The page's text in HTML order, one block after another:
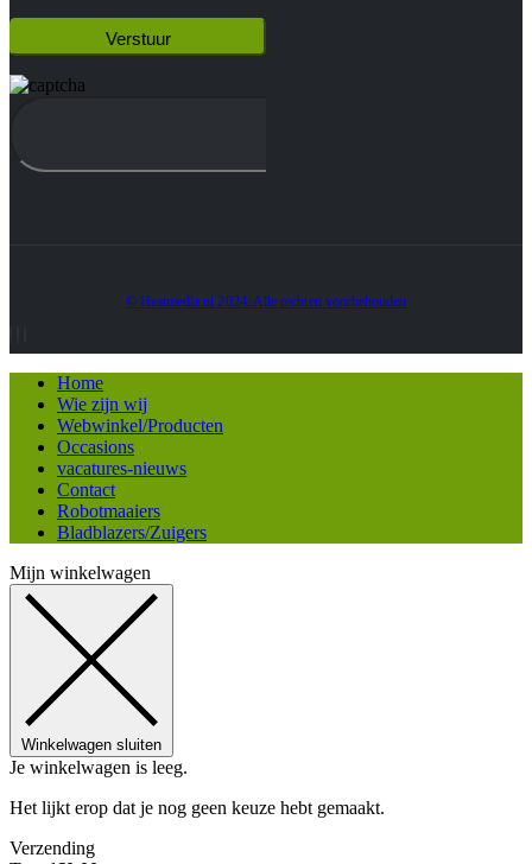
© Heatmedia.nl 2024. Alle rechten voorbehouden
Home
Wie zijn wij
Webwinkel/Producten
Occasions
vacatures-nieuws
Contact
Robotmaaiers
Bladblazers/Zuigers
Mijn winkelwagen
Winkelwagen sluiten
Je winkelwagen is leeg.
Het lijkt erop dat je nog geen keuze hebt gemaakt.
Verzending